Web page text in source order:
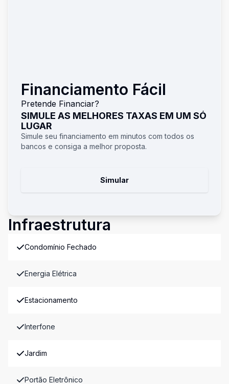
Financiamento Fácil
Pretende Financiar?
SIMULE AS MELHORES TAXAS EM UM SÓ
LUGAR
Simule seu financiamento em minutos com todos os
bancos e consiga a melhor proposta.
Simular
Infraestrutura
Condomínio Fechado
Energia Elétrica
Estacionamento
Interfone
Jardim
Portão Eletrônico